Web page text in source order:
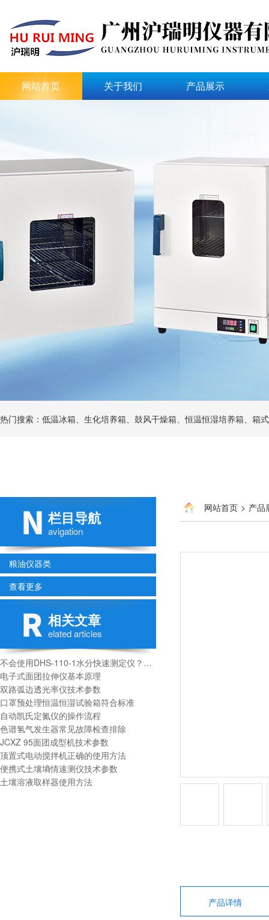
网站首页 关于我们 产品展示
热门搜索：低温冰箱、生化培养箱、鼓风干燥箱、恒温恒湿培养箱、箱
栏目导航
avigation
粮油仪器类
查看更多
相关文章
elated articles
不会使用DHS-110-1水分快速测定仪？进来看
电子式面团拉伸仪基本原理
双路弧边透光率仪技术参数
口罩预处理恒温恒湿试验箱符合标准
自动凯氏定氮仪的操作流程
色谱氢气发生器常见故障检查排除
JCXZ 95面团成型机技术参数
顶置式电动搅拌机正确的使用方法
便携式土壤墒情速测仪技术参数
土壤溶液取样器使用方法
网站首页 > 产品
产品详情